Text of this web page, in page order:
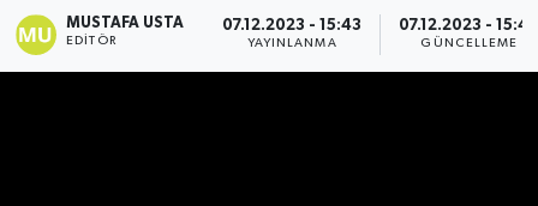
MUSTAFA USTA
EDITÖR
07.12.2023 - 15:43
YAYINLANMA
07.12.2023 -
GÜNCELLEME